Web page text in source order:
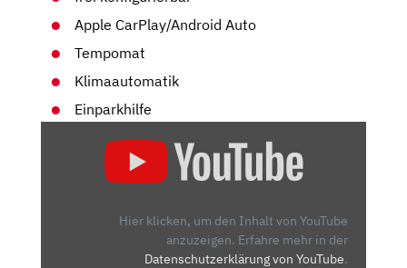
Apple CarPlay/Android Auto
Tempomat
Klimaautomatik
Einparkhilfe
Hier klicken, um den Inhalt von YouTube
anzuzeigen. Erfahre mehr in der
Datenschutzerklärung von YouTube.